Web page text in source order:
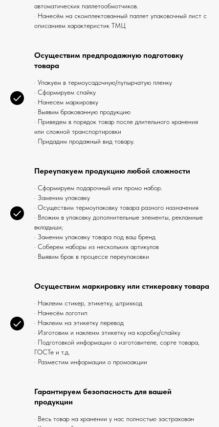
автоматических паллетообмотчиков.
· Нанесём на скомплектованный паллет упаковочный лист с
описанием характеристик ТМЦ
Осуществим предпродажную подготовку
товара
· Упакуем в термоусадочную/пупырчатую пленку
· Сформируем спайку
· Нанесем маркировку
· Выявим бракованную продукцию
· Приведем в порядок товар после длительного хранения
или сложной транспортировки
· Придадим продажный вид товару.
Переупакуем продукцию любой сложности
· Сформируем подарочный или промо набор.
· Заменим упаковку
· Осуществим термоупаковку товара разного назначения
· Вложим в упаковку дополнительные элементы, рекламные
вкладыши;
· Заменим упаковку товара под ваш бренд
· Соберем наборы из нескольких артикулов
· Выявим брак в процессе переупаковки
Осуществим маркировку или стикеровку товара
· Наклеим стикер, этикетку, штрихкод
· Нанесём логотип
· Наклеим на этикетку перевод
· Изготовим и наклеим этикетку на коробку/спайку
· Подготовкой информации о изготовителе, сорте товара,
ГОСТе и т.д.
· Разместим информации о промоакции
Гарантируем безопасность для вашей
продукции
· Весь товар на хранении у нас полностью застрахован